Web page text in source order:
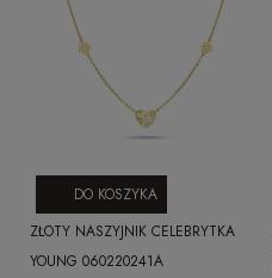
ZŁOTY NASZYJNIK CELEBRYTKA
YOUNG 060220241A
DO KOSZYKA